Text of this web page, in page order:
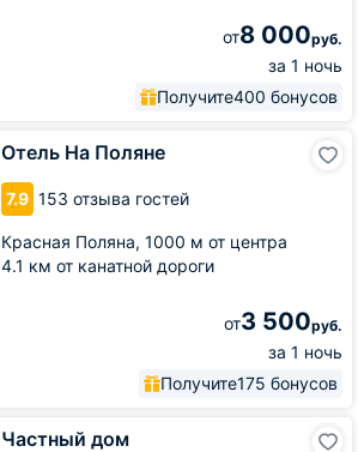
от8 000руб.
за 1 ночь
Получите400 бонусов
Отель На Поляне
7.9 153 отзыва гостей
Красная Поляна, 1000 м от центра
4.1 км от канатной дороги
от3 500руб.
за 1 ночь
Получите175 бонусов
Частный дом